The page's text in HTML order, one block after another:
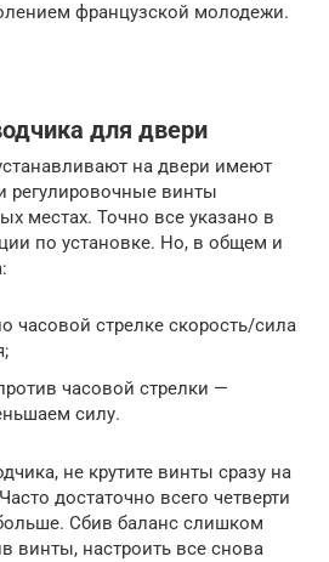
французской молодежи.
для двери
на двери имеют
регулировочные винты
местах. Точно все указано в
по установке. Но, в общем и
часовой стрелке скорость/сила
часовой стрелки —
силу.
не крутите винты сразу на
достаточно всего четверти
Сбив баланс слишком
винты, настроить все снова